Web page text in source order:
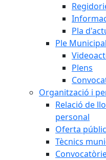
Pla
Ple Municipal
Plens
Organització i
Relació de
personal
Oferta
Tècnics